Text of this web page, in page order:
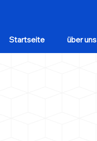
Startseite über uns